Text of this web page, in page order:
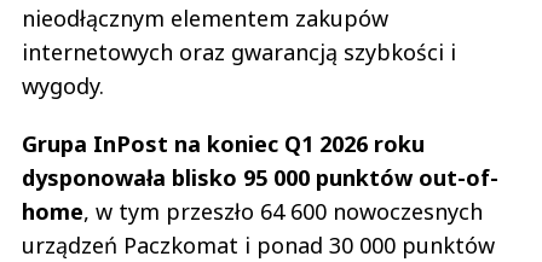
nieodłącznym elementem zakupów
internetowych oraz gwarancją szybkości i
wygody.
Grupa InPost na koniec Q1 2026 roku
dysponowała blisko 95 000 punktów out-of-
home, w tym przeszło 64 600 nowoczesnych
urządzeń Paczkomat i ponad 30 000 punktów